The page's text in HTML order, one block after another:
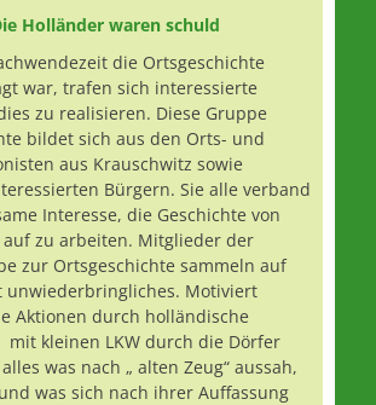
Holländer waren schuld
die Ortsgeschichte
war, trafen sich interessierte
zu realisieren. Diese Gruppe
bildet sich aus den Orts- und
aus Krauschwitz sowie
Bürgern. Sie alle verband
Interesse, die Geschichte von
auf zu arbeiten. Mitglieder der
zur Ortsgeschichte sammeln auf
unwiederbringliches. Motiviert
Aktionen durch holländische
mit kleinen LKW durch die Dörfer
was nach „ alten Zeug“ aussah,
was sich nach ihrer Auffassung